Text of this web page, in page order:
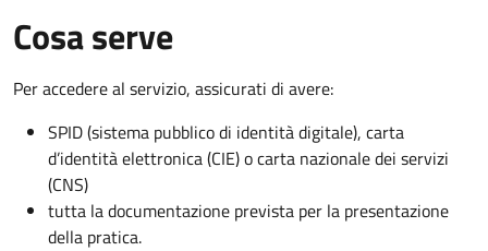
Cosa serve
Per accedere al servizio, assicurati di avere:
SPID (sistema pubblico di identità digitale), carta
d’identità elettronica (CIE) o carta nazionale dei servizi
(CNS)
tutta la documentazione prevista per la presentazione
della pratica.